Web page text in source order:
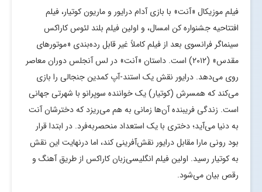
فیلم موزیکال «آنت» با بازی آدام درایور و ماریون کوتیار، فیلم
افتتاحیه جشنواره کن امسال، و اولین فیلم بلند لئوس کاراکس
سینماگر فرانسوی بعد از فیلم کاملاً غیر قابل رده‌بندی «موتورهای
مقدس» (۲۰۱۲) است. داستان «آنت» در لس آنجلس دوران معاصر
روی می‌دهد. درایور نقش یک استند-آپ کمدین جنجالی را بازی
می‌کند که همسرش (کوتیار) یک خواننده سوپرانو با شهرتی جهانی
است. زندگی فریبنده آن‌ها زمانی به هم می‌ریزد که دخترشان آنت
به دنیا می‌آید؛ دختری با یک استعداد منحصربه‌فرد. در ابتدا قرار
بود رونی مارا مقابل درایور نقش‌آفرینی کند، اما درنهایت این نقش
به کوتیار رسید. اولین فیلم انگلیسی‌زبان کاراکس از طریق آهنگ و
رقص بیان می‌شود.